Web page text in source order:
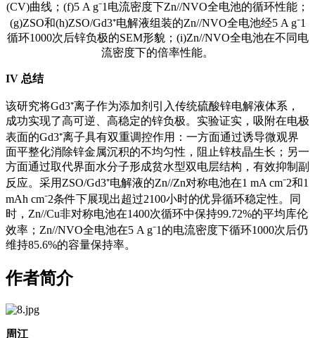
(CV)曲线；(f)5 A g⁻1电流密度下Zn//NVO全电池的循环性能；
(g)ZSO和(h)ZSO/Gd3⁺电解液组装的Zn//NVO全电池经5 A g⁻1
循环1000次后锌负极的SEM形貌；(i)Zn//NVO全电池在不同电
流密度下的倍率性能。
IV 总结
该研究将Gd3⁺离子作为添加剂引入传统硫酸锌电解液体系，
成功实现了高可逆、高稳定的锌负极。实验证实，吸附在电极
表面的Gd3⁺离子具有双重调控作用：一方面通过诱导微观界
面平整化消除锌金属沉积的不均匀性，阻止锌枝晶生长；另一
方面通过取代界面水分子形成贫水型双电层结构，有效抑制副
反应。采用ZSO/Gd3⁺电解液的Zn//Zn对称电池在1 mA cm⁻2和1
mAh cm⁻2条件下展现出超过2100小时的优异循环稳定性。同
时，Zn//Cu非对称电池在1400次循环中保持99.72%的平均库伦
效率；Zn//NVO全电池在5 A g⁻1的电流密度下循环1000次后仍
维持85.6%的容量保持率。
作者简介
周江